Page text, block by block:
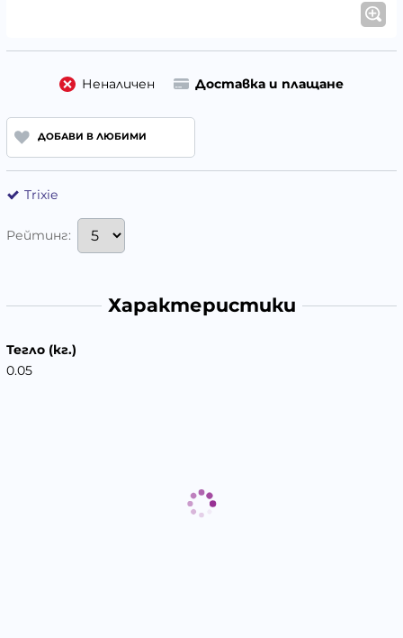
Неналичен Доставка и плащане
ДОБАВИ В ЛЮБИМИ
Trixie
Рейтинг:
Характеристики
Тегло (кг.)
0.05